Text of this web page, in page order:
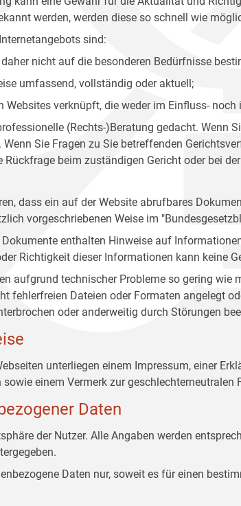
werden, werden diese so schnell wie
sind:
nicht auf die besonderen Bedürfnisse
umfassend, vollständig oder aktuell;
Websites verknüpft, die weder im Einfluss-
(Rechts-)Beratung gedacht. Wenn
Wenn Sie Fragen zu Sie betreffenden
Rückfrage beim zuständigen Gericht oder bei
dass ein auf der Website abrufbares
vorgeschriebenen Weise im
enthalten Hinweise auf
Richtigkeit dieser Informationen kann keine
aufgrund technischer Probleme so gering
fehlerfreien Dateien oder Formaten angelegt
oder anderweitig durch Störungen
unterliegen einem Impressum, einer
sowie einem Vermerk zur geschlechterneutralen
Daten
der Nutzer. Alle Angaben werden
Daten nur, soweit es für einen